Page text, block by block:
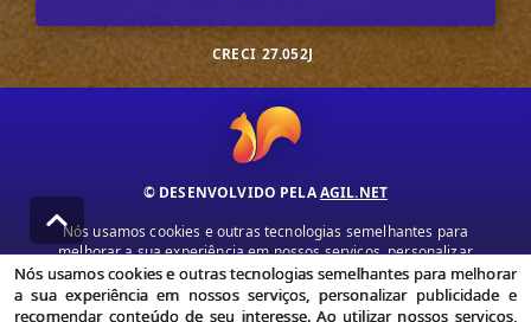
CRECI 27.052J
© DESENVOLVIDO PELAAGIL.NET
Nós usamos cookies e outras tecnologias semelhantes para
melhorar a sua experiência em nossos serviços, personalizar
publicidade e recomendar conteúdo de seu interesse. Ao utilizar
nossos serviços, você concorda com nossa política de privacidade e
termos de uso.
Nós usamos cookies e outras tecnologias semelhantes para melhorar
a sua experiência em nossos serviços, personalizar publicidade e
recomendar conteúdo de seu interesse. Ao utilizar nossos serviços,